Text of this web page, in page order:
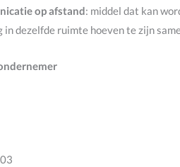
op afstand: middel dat kan
dezelfde ruimte hoeven te zijn